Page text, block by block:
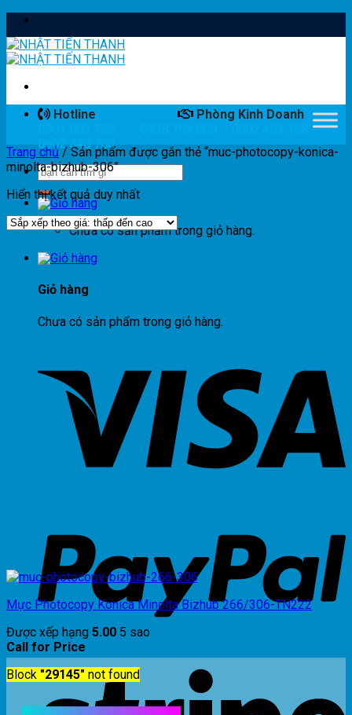
Skip
to
content
Hotline
Phòng Kinh Doanh
0938 795 800 - 0902 403 788 -
0902 840 788
Chưa có sản phẩm trong giỏ hàng.
Giỏ hàng
Chưa có sản phẩm trong giỏ hàng.
Trang chủ / Sản phẩm được gắn thẻ “muc-photocopy-konica-
minolta-bizhub-306”
Hiển thị kết quả duy nhất
Mực Photocopy Konica Minolta Bizhub 266/306-TN222
Được xếp hạng 5.00 5 sao
Call for Price
Block "29145" not found